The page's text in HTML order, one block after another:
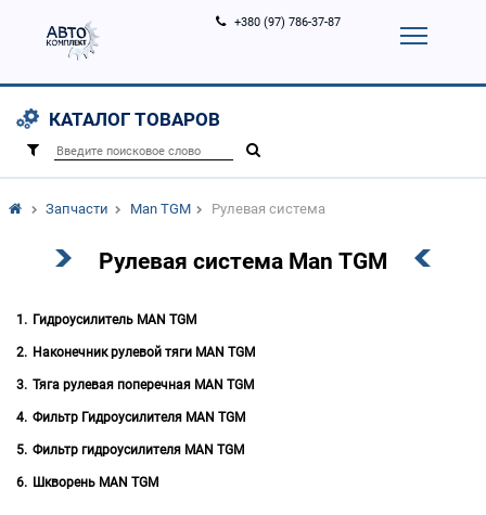
0)
Услуги
+380 (97) 786-37-87
КАТАЛОГ ТОВАРОВ
Запчасти Man TGM Рулевая система
Рулевая система Man TGM
Гидроусилитель MAN TGM
Наконечник рулевой тяги MAN TGM
Тяга рулевая поперечная MAN TGM
Фильтр Гидроусилителя MAN TGM
Фильтр гидроусилителя MAN TGM
Шкворень MAN TGM